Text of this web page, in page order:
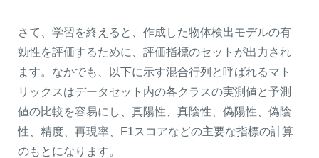
さて、学習を終えると、作成した物体検出モデルの有
効性を評価するために、評価指標のセットが出力され
ます。なかでも、以下に示す混合行列と呼ばれるマト
リックスはデータセット内の各クラスの実測値と予測
値の比較を容易にし、真陽性、真陰性、偽陽性、偽陰
性、精度、再現率、F1スコアなどの主要な指標の計算
のもとになります。